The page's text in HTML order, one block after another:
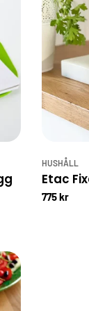
HUSHÅLL
Etac
775 kr